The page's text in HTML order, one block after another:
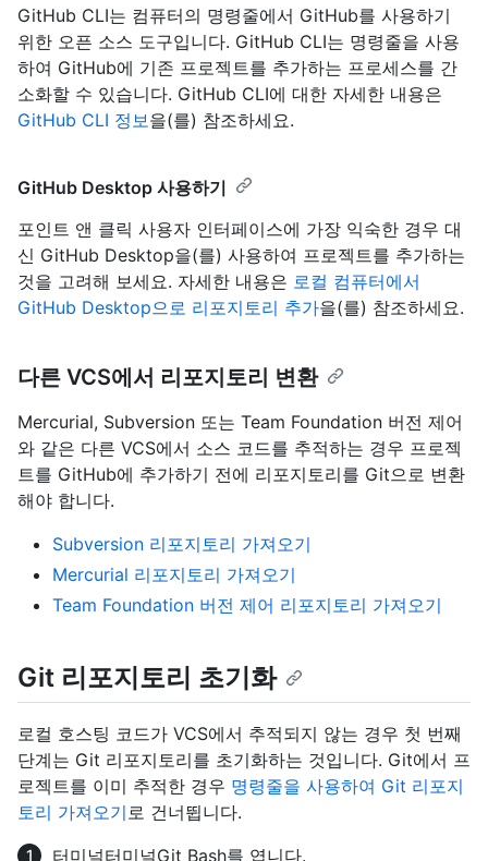
GitHub CLI는 컴퓨터의 명령줄에서 GitHub를 사용하기
위한 오픈 소스 도구입니다. GitHub CLI는 명령줄을 사용
하여 GitHub에 기존 프로젝트를 추가하는 프로세스를 간
소화할 수 있습니다. GitHub CLI에 대한 자세한 내용은
GitHub CLI 정보을(를) 참조하세요.
GitHub Desktop 사용하기
포인트 앤 클릭 사용자 인터페이스에 가장 익숙한 경우 대
신 GitHub Desktop을(를) 사용하여 프로젝트를 추가하는
것을 고려해 보세요. 자세한 내용은 로컬 컴퓨터에서
GitHub Desktop으로 리포지토리 추가을(를) 참조하세요.
다른 VCS에서 리포지토리 변환
Mercurial, Subversion 또는 Team Foundation 버전 제어
와 같은 다른 VCS에서 소스 코드를 추적하는 경우 프로젝
트를 GitHub에 추가하기 전에 리포지토리를 Git으로 변환
해야 합니다.
Subversion 리포지토리 가져오기
Mercurial 리포지토리 가져오기
Team Foundation 버전 제어 리포지토리 가져오기
Git 리포지토리 초기화
로컬 호스팅 코드가 VCS에서 추적되지 않는 경우 첫 번째
단계는 Git 리포지토리를 초기화하는 것입니다. Git에서 프
로젝트를 이미 추적한 경우 명령줄을 사용하여 Git 리포지
토리 가져오기로 건너뜁니다.
터미널터미널Git Bash를 엽니다.